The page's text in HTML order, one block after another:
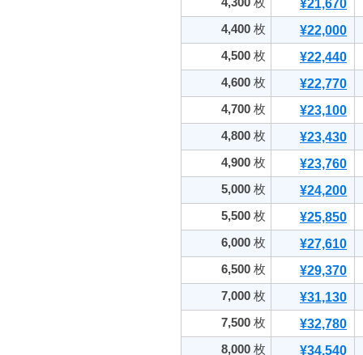
¥21,670
4,400 枚
¥22,000
4,500 枚
¥22,440
4,600 枚
¥22,770
4,700 枚
¥23,100
4,800 枚
¥23,430
4,900 枚
¥23,760
5,000 枚
¥24,200
5,500 枚
¥25,850
6,000 枚
¥27,610
6,500 枚
¥29,370
7,000 枚
¥31,130
7,500 枚
¥32,780
8,000 枚
¥34,540